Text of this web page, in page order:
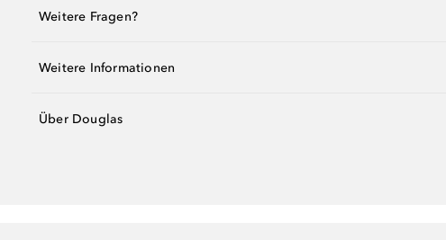
Weitere Fragen?
Weitere Informationen
Über Douglas